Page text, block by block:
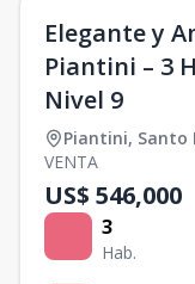
Elegante y
Piantini – 3
Nivel 9
Piantini, Santo
VENTA
US$ 546,000
3
Hab.